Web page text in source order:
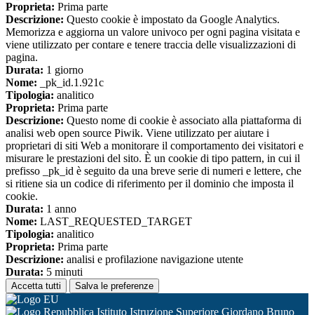
Proprieta: Prima parte
Descrizione: Questo cookie è impostato da Google Analytics.
Memorizza e aggiorna un valore univoco per ogni pagina visitata e
viene utilizzato per contare e tenere traccia delle visualizzazioni di
pagina.
Durata: 1 giorno
Nome: _pk_id.1.921c
Tipologia: analitico
Proprieta: Prima parte
Descrizione: Questo nome di cookie è associato alla piattaforma di
analisi web open source Piwik. Viene utilizzato per aiutare i
proprietari di siti Web a monitorare il comportamento dei visitatori e
misurare le prestazioni del sito. È un cookie di tipo pattern, in cui il
prefisso _pk_id è seguito da una breve serie di numeri e lettere, che
si ritiene sia un codice di riferimento per il dominio che imposta il
cookie.
Durata: 1 anno
Nome: LAST_REQUESTED_TARGET
Tipologia: analitico
Proprieta: Prima parte
Descrizione: analisi e profilazione navigazione utente
Durata: 5 minuti
Accetta tutti Salva le preferenze
Istituto Istruzione Superiore Giordano Bruno